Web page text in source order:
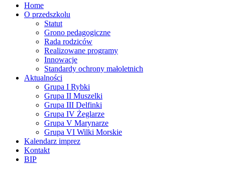
Home
O przedszkolu
Statut
Grono pedagogiczne
Rada rodziców
Realizowane programy
Innowacje
Standardy ochrony małoletnich
Aktualności
Grupa I Rybki
Grupa II Muszelki
Grupa III Delfinki
Grupa IV Żeglarze
Grupa V Marynarze
Grupa VI Wilki Morskie
Kalendarz imprez
Kontakt
BIP